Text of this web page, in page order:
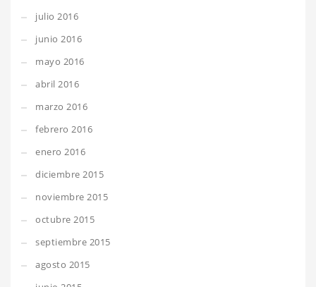
julio 2016
junio 2016
mayo 2016
abril 2016
marzo 2016
febrero 2016
enero 2016
diciembre 2015
noviembre 2015
octubre 2015
septiembre 2015
agosto 2015